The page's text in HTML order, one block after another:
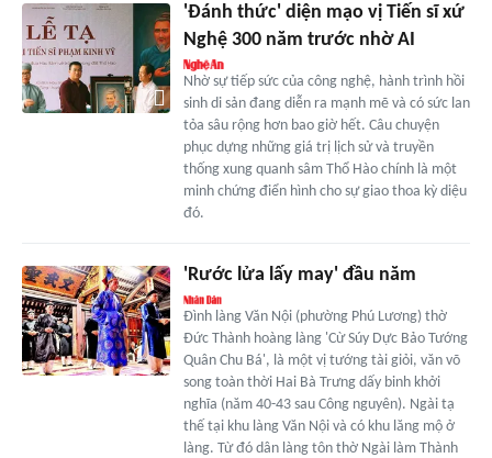
'Đánh thức' diện mạo vị Tiến sĩ xứ
Nghệ 300 năm trước nhờ AI
Nhờ sự tiếp sức của công nghệ, hành trình hồi
sinh di sản đang diễn ra mạnh mẽ và có sức lan
tỏa sâu rộng hơn bao giờ hết. Câu chuyện
phục dựng những giá trị lịch sử và truyền
thống xung quanh sâm Thổ Hào chính là một
minh chứng điển hình cho sự giao thoa kỳ diệu
đó.
'Rước lửa lấy may' đầu năm
Đình làng Văn Nội (phường Phú Lương) thờ
Đức Thành hoàng làng 'Cừ Súy Dực Bảo Tướng
Quân Chu Bá', là một vị tướng tài giỏi, văn võ
song toàn thời Hai Bà Trưng dấy binh khởi
nghĩa (năm 40-43 sau Công nguyên). Ngài tạ
thế tại khu làng Văn Nội và có khu lăng mộ ở
làng. Từ đó dân làng tôn thờ Ngài làm Thành